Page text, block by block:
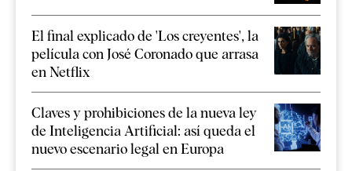
El final explicado de 'Los creyentes', la
película con José Coronado que arrasa
en Netflix
Claves y prohibiciones de la nueva ley
de Inteligencia Artificial: así queda el
nuevo escenario legal en Europa